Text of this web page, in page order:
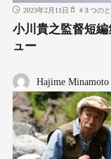
2023年2月11日 #３つのと
小川貴之監督短
ュー
Hajime Minamoto